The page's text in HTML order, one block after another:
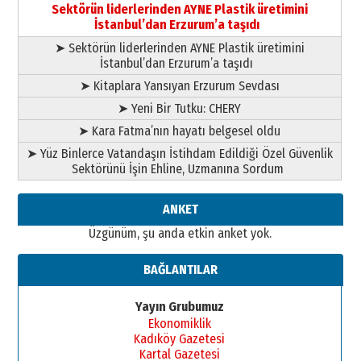
02 Ağustos 2026 Pazar
Sektörün liderlerinden AYNE Plastik üretimini
İstanbul’dan Erzurum’a taşıdı
➤ Sektörün liderlerinden AYNE Plastik üretimini
İstanbul’dan Erzurum’a taşıdı
➤ Kitaplara Yansıyan Erzurum Sevdası
➤ Yeni Bir Tutku: CHERY
➤ Kara Fatma’nın hayatı belgesel oldu
➤ Yüz Binlerce Vatandaşın İstihdam Edildiği Özel Güvenlik
Sektörünü İşin Ehline, Uzmanına Sordum
ANKET
Üzgünüm, şu anda etkin anket yok.
BAĞLANTILAR
Yayın Grubumuz
Ekonomiklik
Kadıköy Gazetesi
Kartal Gazetesi